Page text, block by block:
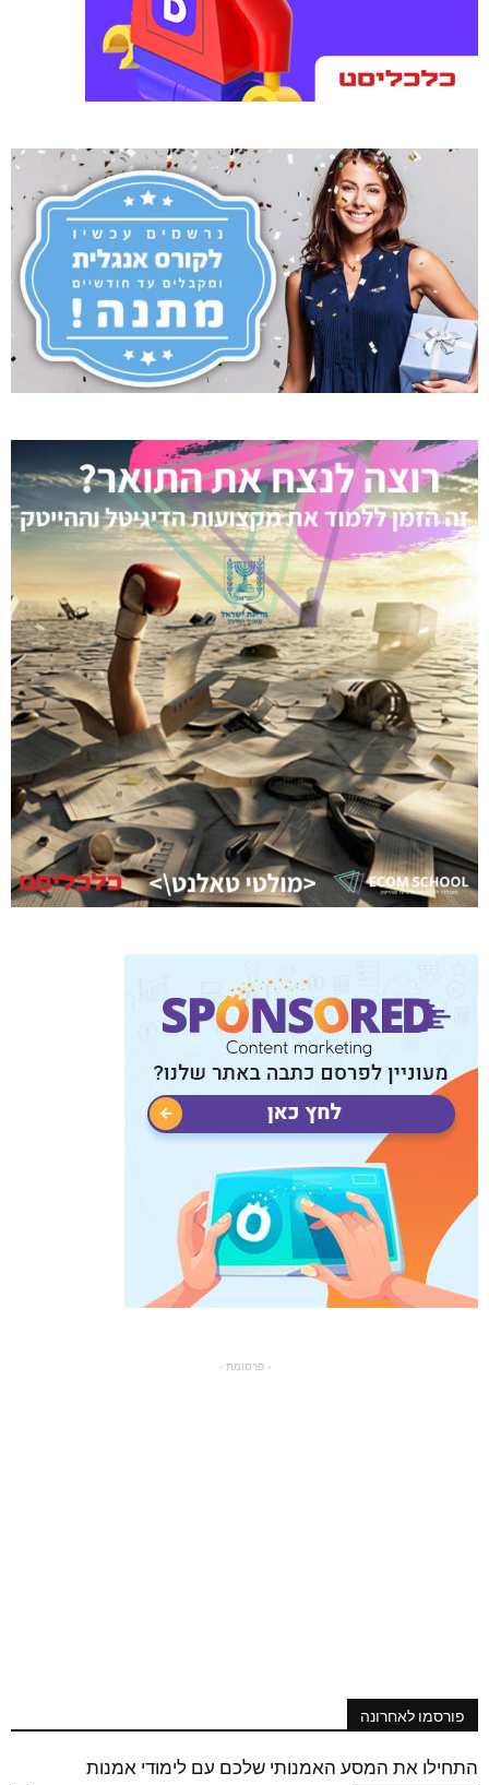
- פרסומת -
פורסמו לאחרונה
התחילו את המסע האמנותי שלכם עם לימודי אמנות